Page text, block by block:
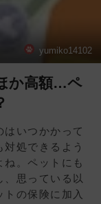
yumiko14102
か高額…ペ
いつかかって
対処できるよう
。ペットにも
、思っている以
トの保険に加入